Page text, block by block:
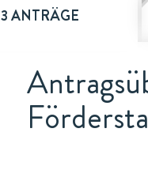
3 ANTRÄGE